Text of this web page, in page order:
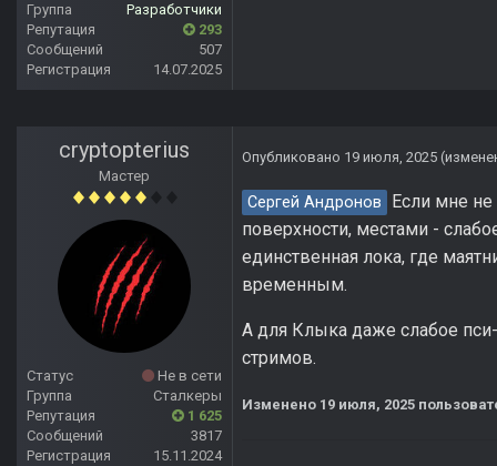
Группа
Разработчики
Репутация
293
Сообщений
507
Регистрация
14.07.2025
cryptopterius
Мастер
Статус
Не в сети
Группа
Сталкеры
Репутация
1 625
Сообщений
3817
Регистрация
15.11.2024
Опубликовано 19 июля, 2025
Сергей Андронов
Если мне
поверхности, местами -
единственная лока, где
временным.
А для Клыка даже слабое
стримов.
Изменено 19 июля, 2025